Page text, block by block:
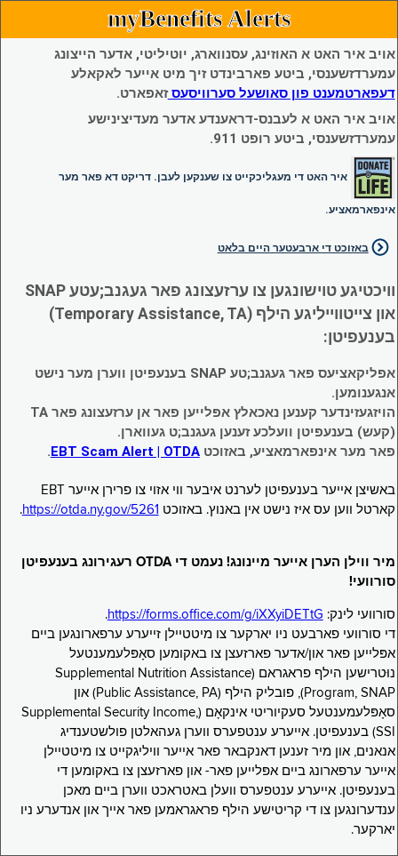
myBenefits Alerts
אויב איר האט א האוזינג, עסנווארג, יוטיליטי, אדער הייצונג
עמערדזשענסי, ביטע פארבינדט זיך מיט אייער לאקאלע
דעפארטמענט פון סאושעל סערוויסעסזאפארט.
אויב איר האט א לעבנס-דראענדע אדער מעדיצינישע
עמערדזשענסי, ביטע רופט 911.
איר האט די מעגליכקייט צו שענקען לעבן. דריקט דא פאר מער
אינפארמאציע.
באזוכט די ארבעטער היים בלאט
וויכטיגע טוישונגען צו ערזעצונג פאר געגנב;עטע SNAP
און צייטווייליגע הילף (Temporary Assistance, TA)
בענעפיטן:
אפליקאציעס פאר געגנב;טע SNAP בענעפיטן ווערן מער נישט
אנגענומען.
הויזגעזינדער קענען נאכאלץ אפּלייען פאר אן ערזעצונג פאר TA
(קעש) בענעפיטן וועלכע זענען געגנב;ט געווארן.
פאר מער אינפארמאציע, באזוכטEBT Scam Alert | OTDA
.
באשיצן אייער בענעפיטן לערנט איבער ווי אזוי צו פרירן אייער EBT
קארטל ווען עס איז נישט אין באנוץ. באזוכט https://otda.ny.gov/5261
.
מיר ווילן הערן אייער מיינונג! נעמט די OTDA רעגירונג בענעפיטן
סורוועי!
סורוועי לינק: https://forms.office.com/g/iXXyiDETtG
.
די סורוועי פארבעט ניו יארקער צו מיטטיילן זייערע ערפארונגען ביים
אפּלייען פאר און/אדער פארזעצן צו באקומען סאָפּלעמענטעל
נוּטרישען הילף פראגראם (Supplemental Nutrition Assistance
Program, SNAP), פובליק הילף (Public Assistance, PA) און
סאָפּלעמענטעל סעקיוריטי אינקאָם (Supplemental Security Income,
SSI) בענעפיטן. אייערע ענטפערס ווערן געהאלטן פולשטענדיג
אנאנים, און מיר זענען דאנקבאר פאר אייער וויליגקייט צו מיטטיילן
אייער ערפארונג ביים אפּלייען פאר- און פארזעצן צו באקומען די
בענעפיטן. אייערע ענטפערס וועלן באטראכט ווערן ביים מאכן
ענדערונגען צו די קריטישע הילף פראגראמען פאר אייך און אנדערע ניו
יארקער.